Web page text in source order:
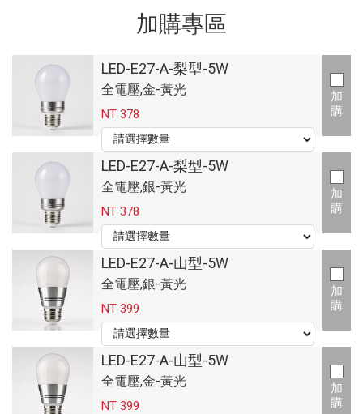
加購專區
LED-E27-A-梨型-5W
全電壓,金-黃光
NT 378
加
購
LED-E27-A-梨型-5W
全電壓,銀-黃光
NT 378
加
購
LED-E27-A-山型-5W
全電壓,銀-黃光
NT 399
加
購
LED-E27-A-山型-5W
全電壓,金-黃光
NT 399
加
購